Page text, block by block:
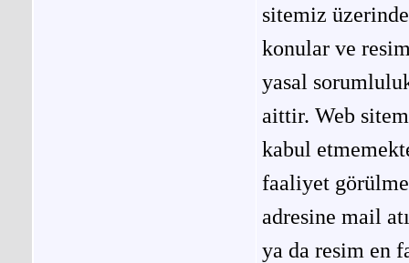
sitemiz
konular ve
yasal
aittir. Web
kabul
faaliyet
adresine mail
ya da resim en